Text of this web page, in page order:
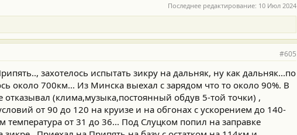
выкину её в крайнем уж случае (солью на запчасти), ежели не получится
Последнее редактирование: 10 Июл 2024
#605
захотелось испытать зикру на дальняк, ну как дальняк...по
около 700км... Из Минска выехал с зарядом что то около 90%. В
(клима,музыка,постоянный обдув 5-той точки) ,
от 90 до 120 на круизе и на обгонах с ускорением до 140-
от 31 до 36... Под Слуцком попил на заправке